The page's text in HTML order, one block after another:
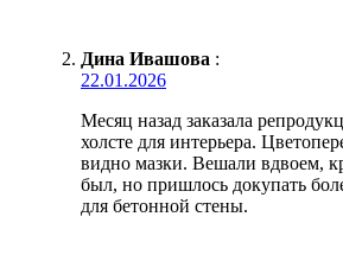
Дина Ивашова :
22.01.2026
Месяц назад заказала
холсте для интерьера.
видно мазки. Вешали вдвоем,
был, но пришлось докупать
для бетонной стены.